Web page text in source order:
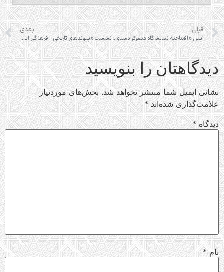
قبلی
آیین «افتتاحیه نمایشگاه متمرکز دستاوردهای پژوهشی جامعه المصطفی (ص) العالمیه»
بعدی
نشست «پیوندهای تاریخی – فرهنگی ایران و گرجستان»
دیدگاهتان را بنویسید
نشانی ایمیل شما منتشر نخواهد شد. بخش‌های موردنیاز
علامت‌گذاری شده‌اند*
دیدگاه*
نام*